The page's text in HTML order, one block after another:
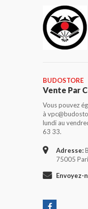
BUDOSTORE
Vente Par
Vous pouvez
à
lundi au
63 33.
Adresse:
75005
Envoyez-